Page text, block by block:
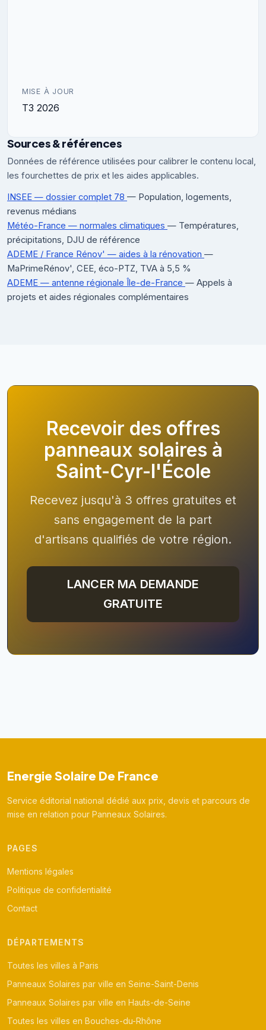
MISE À JOUR
T3 2026
Sources & références
Données de référence utilisées pour calibrer le contenu local,
les fourchettes de prix et les aides applicables.
INSEE — dossier complet 78 — Population, logements,
revenus médians
Météo-France — normales climatiques — Températures,
précipitations, DJU de référence
ADEME / France Rénov' — aides à la rénovation —
MaPrimeRénov', CEE, éco-PTZ, TVA à 5,5 %
ADEME — antenne régionale Île-de-France — Appels à
projets et aides régionales complémentaires
Recevoir des offres
panneaux solaires à
Saint-Cyr-l'École
Recevez jusqu'à 3 offres gratuites et
sans engagement de la part
d'artisans qualifiés de votre région.
LANCER MA DEMANDE
GRATUITE
Energie Solaire De France
Service éditorial national dédié aux prix, devis et parcours de
mise en relation pour Panneaux Solaires.
PAGES
Mentions légales
Politique de confidentialité
Contact
DÉPARTEMENTS
Toutes les villes à Paris
Panneaux Solaires par ville en Seine-Saint-Denis
Panneaux Solaires par ville en Hauts-de-Seine
Toutes les villes en Bouches-du-Rhône